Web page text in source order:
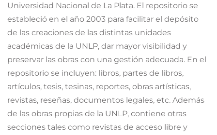
Universidad Nacional de La Plata. El repositorio se
estableció en el año 2003 para facilitar el depósito
de las creaciones de las distintas unidades
académicas de la UNLP, dar mayor visibilidad y
preservar las obras con una gestión adecuada. En el
repositorio se incluyen: libros, partes de libros,
artículos, tesis, tesinas, reportes, obras artísticas,
revistas, reseñas, documentos legales, etc. Además
de las obras propias de la UNLP, contiene otras
secciones tales como revistas de acceso libre y